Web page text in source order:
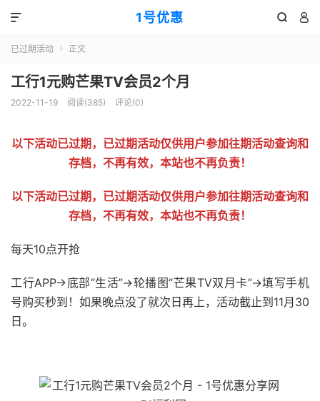
1号优惠  

已过期活动  正文
工行1元购芒果TV会员2个月
2022-11-19 阅读(385) 评论(0)
以下活动已过期，已过期活动仅供用户参加往期活动查询和
存档，不再有效，本站也不再负责！
以下活动已过期，已过期活动仅供用户参加往期活动查询和
存档，不再有效，本站也不再负责！
每天10点开抢
工行APP->底部“生活”->轮播图“芒果TV双月卡”->填写手机
号购买秒到！如果晚点没了就次日再上，活动截止到11月30
日。